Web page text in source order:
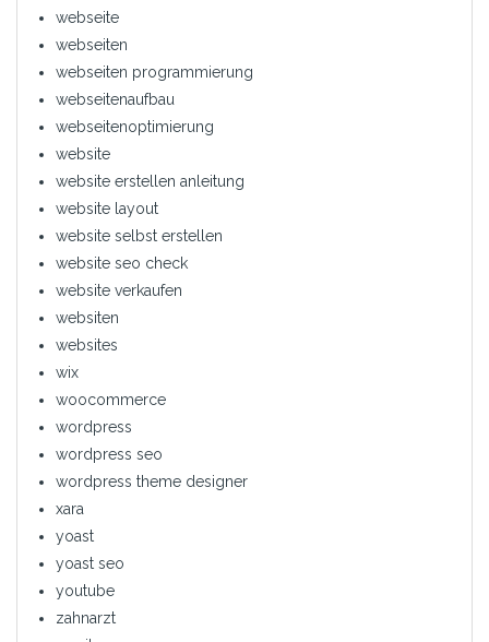
webseite
webseiten
webseiten programmierung
webseitenaufbau
webseitenoptimierung
website
website erstellen anleitung
website layout
website selbst erstellen
website seo check
website verkaufen
websiten
websites
wix
woocommerce
wordpress
wordpress seo
wordpress theme designer
xara
yoast
yoast seo
youtube
zahnarzt